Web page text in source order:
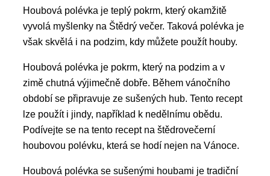
Houbová polévka je teplý pokrm, který okamžitě
vyvolá myšlenky na Štědrý večer. Taková polévka je
však skvělá i na podzim, kdy můžete použít houby.
Houbová polévka je pokrm, který na podzim a v
zimě chutná výjimečně dobře. Během vánočního
období se připravuje ze sušených hub. Tento recept
lze použít i jindy, například k nedělnímu obědu.
Podívejte se na tento recept na štědrovečerní
houbovou polévku, která se hodí nejen na Vánoce.
Houbová polévka se sušenými houbami je tradiční